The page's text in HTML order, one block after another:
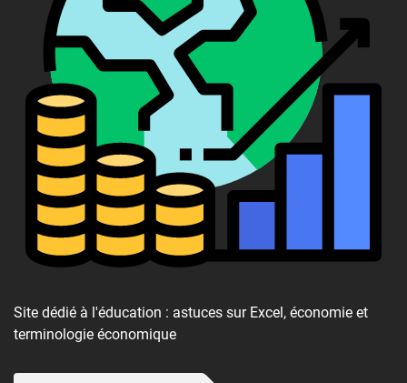
Site dédié à l'éducation : astuces sur Excel, économie et
terminologie économique